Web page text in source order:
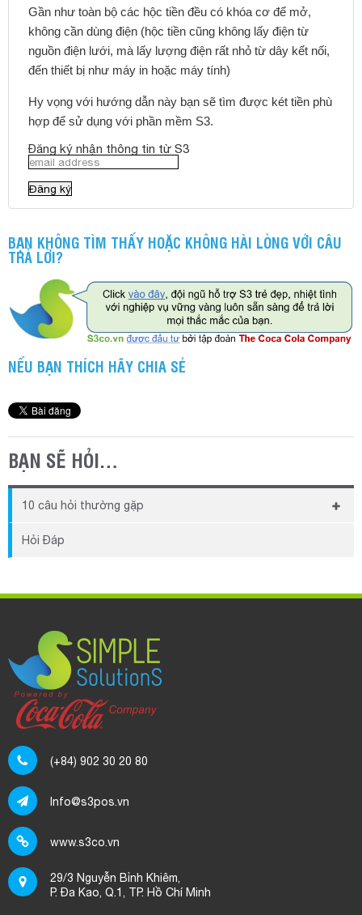
Gần như toàn bộ các hộc tiền đều có khóa cơ để mở,
không cần dùng điện (hộc tiền cũng không lấy điện từ
nguồn điện lưới, mà lấy lượng điện rất nhỏ từ dây kết nối,
đến thiết bị như máy in hoặc máy tính)
Hy vọng với hướng dẫn này bạn sẽ tìm được két tiền phù
hợp để sử dụng với phần mềm S3.
Đăng ký nhận thông tin từ S3
BẠN KHÔNG TÌM THẤY HOẶC KHÔNG HÀI LÒNG VỚI CÂU
TRẢ LỜI?
NẾU BẠN THÍCH HÃY CHIA SẺ
BẠN SẼ HỎI…
10 câu hỏi thường gặp
Khi chưa kịp đóng phí thì có thể sử dụng được phần
hiện ra sao?
Phí sử dụng phần mềm S3POS được tính như thế nào?
Dữ liệu trên S3POS được lưu trữ như thế nào? Có bảo
mật không?
tiền 1 lần duy nhất?
trộm hoặc sử dụng trái phép không?
Làm thế nào để nhập thông tin sản phẩm hàng loạt vào
phần mềm S3POS bằng file excel?
Hỏi Đáp
(+84) 902 30 20 80
Info@s3pos.vn
www.s3co.vn
29/3 Nguyễn Bỉnh Khiêm,
P. Đa Kao, Q.1, TP. Hồ Chí Minh